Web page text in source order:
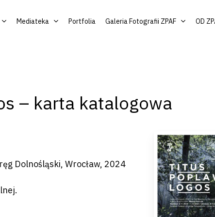
Mediateka Portfolia Galeria Fotografii ZPAF OD
– karta katalogowa
Dolnośląski, Wrocław, 2024